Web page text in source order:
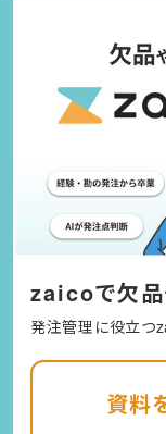
zaicoで欠品
発注管理に役立つ
資料